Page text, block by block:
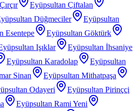
Eyüpsultan Çiftalan
Düğmeciler
Eyüpsultan
Esentepe
Eyüpsultan Göktürk
Işıklar
Eyüpsultan İhsaniye
Eyüpsultan Karadolap
Eyüpsultan
Sinan
Eyüpsultan Mithatpaşa
Odayeri
Eyüpsultan Pirinççi
Eyüpsultan Rami Yeni